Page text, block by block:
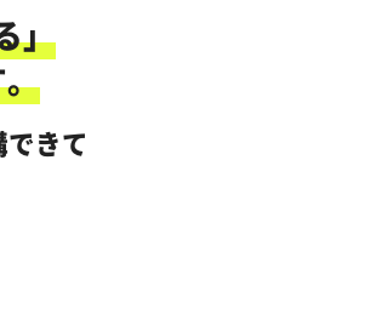
出る！
」
きて